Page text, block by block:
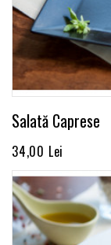
Salată Caprese
34,00 Lei